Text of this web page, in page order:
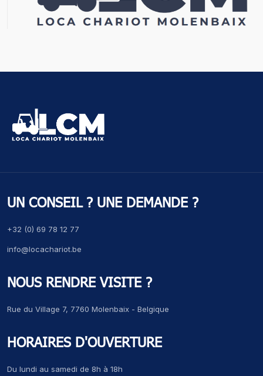
UN CONSEIL ? UNE DEMANDE ?
+32 (0) 69 78 12 77
info@locachariot.be
NOUS RENDRE VISITE ?
Rue du Village 7, 7760 Molenbaix - Belgique
HORAIRES D'OUVERTURE
Du lundi au samedi de 8h à 18h